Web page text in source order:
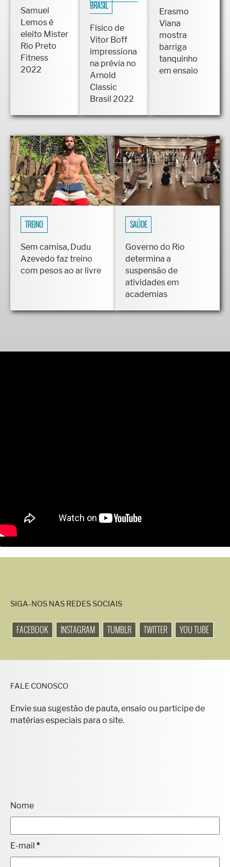
Samuel
Lemos é
eleito Mister
Rio Preto
Fitness
2022
BRASIL
Físico de
Vitor Boff
impressiona
na prévia no
Arnold
Classic
Brasil 2022
Erasmo
Viana
mostra
barriga
tanquinho
em ensaio
TREINO
Sem camisa, Dudu
Azevedo faz treino
com pesos ao ar livre
SAÚDE
Governo do Rio
determina a
suspensão de
atividades em
academias
SIGA-NOS NAS REDES SOCIAIS
FACEBOOK INSTAGRAM TUMBLR TWITTER YOU TUBE
FALE CONOSCO
Envie sua sugestão de pauta, ensaio ou participe de
matérias especiais para o site.
Nome
E-mail *